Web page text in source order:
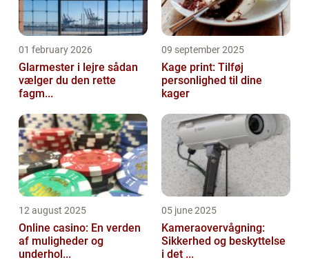
01 february 2026
Glarmester i lejre sådan
vælger du den rette
fagm...
09 september 2025
Kage print: Tilføj
personlighed til dine
kager
12 august 2025
Online casino: En verden
af muligheder og
underhol...
05 june 2025
Kameraovervågning:
Sikkerhed og beskyttelse
i det ...